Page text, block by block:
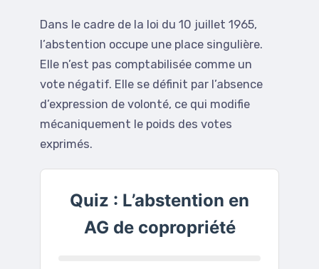
Dans le cadre de la loi du 10 juillet 1965,
l’abstention occupe une place singulière.
Elle n’est pas comptabilisée comme un
vote négatif. Elle se définit par l’absence
d’expression de volonté, ce qui modifie
mécaniquement le poids des votes
exprimés.
Quiz : L’abstention en
AG de copropriété